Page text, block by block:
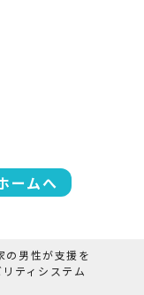
ームへ
の男性が支援を
ティシステム